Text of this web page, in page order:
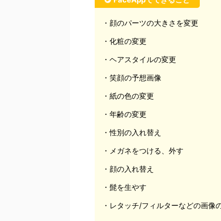
・顔のパーツの大きさを変更
・化粧の変更
・ヘアスタイルの変更
・笑顔の予想画像
・紙の色の変更
・年齢の変更
・性別の入れ替え
・メガネをつける、外す
・顔の入れ替え
・髭を生やす
・レタッチ/フィルターなどの画像